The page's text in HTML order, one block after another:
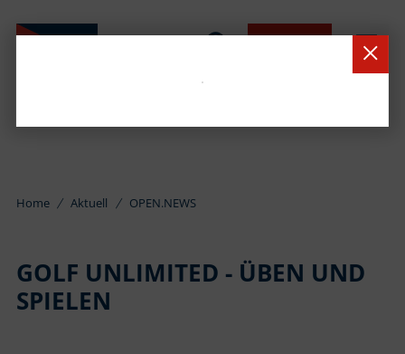
Home Aktuell OPEN.NEWS
GOLF UNLIMITED - ÜBEN UND
SPIELEN